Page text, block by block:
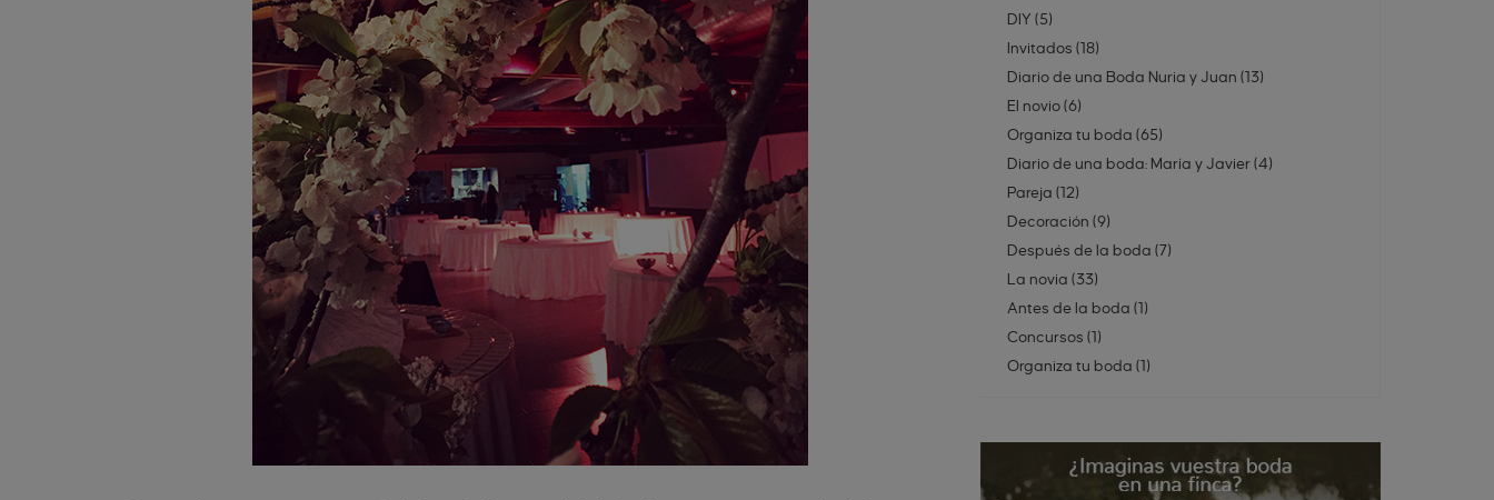
DIY (5)
Invitados (18)
Diario de una Boda Nuria y Juan (13)
El novio(6)
Organiza tu boda (65)
Diario de una boda: María y Javier(4)
Pareja (12)
Decoración (9)
Después de la boda (7)
La novia (33)
Antes de la boda (1)
Concursos (1)
Organiza tu boda (1)